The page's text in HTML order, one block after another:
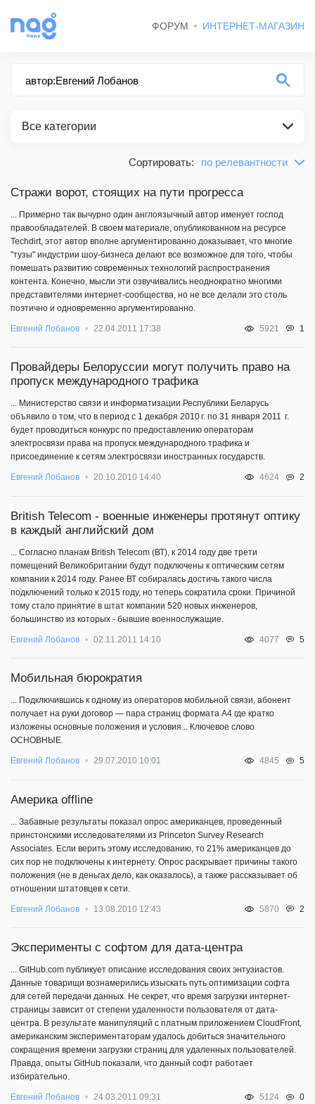
ФОРУМ ИНТЕРНЕТ-МАГАЗИН
Все категории
СТАТЬИ
НОВОСТИ
ВЕСЕЛЫЕ КАРТИНКИ
Сортировать: по релевантности
по релевантности
Стражи ворот, стоящих на пути прогресса
... Примерно так вычурно один англоязычный автор именует господ
правообладателей. В своем материале, опубликованном на ресурсе
Techdirt, этот автор вполне аргументированно доказывает, что многие
"тузы" индустрии шоу-бизнеса делают все возможное для того, чтобы
помешать развитию современных технологий распространения
контента. Конечно, мысли эти озвучивались неоднократно многими
представителями интернет-сообщества, но не все делали это столь
поэтично и одновременно аргументированно.
Евгений Лобанов 22.04.2011 17:38 5921 1
Провайдеры Белоруссии могут получить право на
пропуск международного трафика
... Министерство связи и информатизации Республики Беларусь
объявило о том, что в период с 1 декабря 2010 г. по 31 января 2011 г.
будет проводиться конкурс по предоставлению операторам
электросвязи права на пропуск международного трафика и
присоединение к сетям электросвязи иностранных государств.
Евгений Лобанов 20.10.2010 14:40 4624 2
British Telecom - военные инженеры протянут оптику
в каждый английский дом
... Согласно планам British Telecom (ВТ), к 2014 году две трети
помещений Великобритании будут подключены к оптическим сетям
компании к 2014 году. Ранее ВТ собиралась достичь такого числа
подключений только к 2015 году, но теперь сократила сроки. Причиной
тому стало принятие в штат компании 520 новых инженеров,
большинство из которых - бывшие военнослужащие.
Евгений Лобанов 02.11.2011 14:10 4077 5
Мобильная бюрократия
... Подключившись к одному из операторов мобильной связи, абонент
получает на руки договор — пара страниц формата А4 где кратко
изложены основные положения и условия... Ключевое слово
ОСНОВНЫЕ.
Евгений Лобанов 29.07.2010 10:01 4845 5
Америка offline
... Забавные результаты показал опрос американцев, проведенный
принстонскими исследователями из Princeton Survey Research
Associates. Если верить этому исследованию, то 21% американцев до
сих пор не подключены к интернету. Опрос раскрывает причины такого
положения (не в деньгах дело, как оказалось), а также рассказывает об
отношении штатовцев к сети.
Евгений Лобанов 13.08.2010 12:43 5870 2
Эксперименты с софтом для дата-центра
... GitHub.com публикует описание исследования своих энтузиастов.
Данные товарищи вознамерились изыскать путь оптимизации софта
для сетей передачи данных. Не секрет, что время загрузки интернет-
страницы зависит от степени удаленности пользователя от дата-
центра. В результате манипуляций с платным приложением CloudFront,
американским экспериментаторам удалось добиться значительного
сокращения времени загрузки страниц для удаленных пользователей.
Правда, опыты GitHub показали, что данный софт работает
избирательно.
Евгений Лобанов 24.03.2011 09:31 5124 0